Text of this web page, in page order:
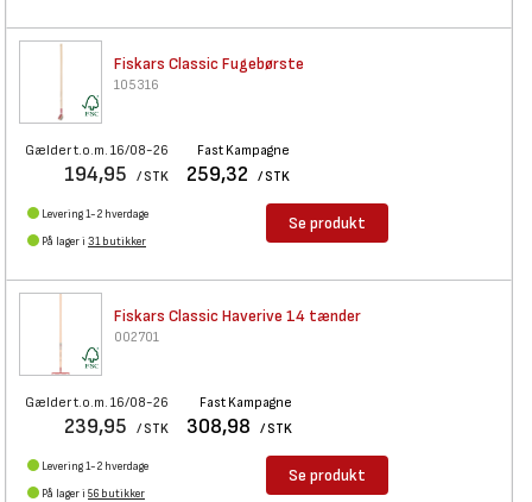
Fiskars Classic Fugebørste
105316
Gælder t.o.m. 16/08-26
194,95 / STK
Fast Kampagne
259,32 / STK
Levering 1-2 hverdage
På lager i 31 butikker
Se produkt
Fiskars Classic Haverive 14 tænder
002701
Gælder t.o.m. 16/08-26
239,95 / STK
Fast Kampagne
308,98 / STK
Levering 1-2 hverdage
På lager i 56 butikker
Se produkt